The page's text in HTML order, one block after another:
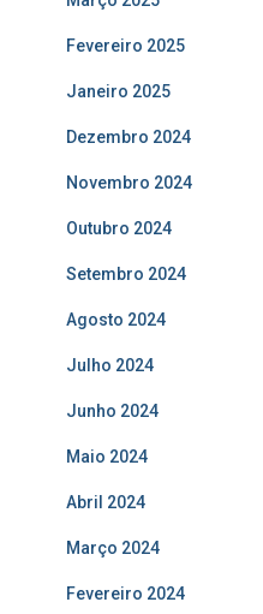
Fevereiro 2025
Janeiro 2025
Dezembro 2024
Novembro 2024
Outubro 2024
Setembro 2024
Agosto 2024
Julho 2024
Junho 2024
Maio 2024
Abril 2024
Março 2024
Fevereiro 2024